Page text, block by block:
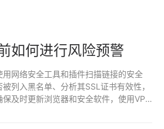
如何进行风险预警
网络安全工具和插件扫描链接的安全
列入黑名单、分析其SSL证书有效性，
及时更新浏览器和安全软件，使用VPN